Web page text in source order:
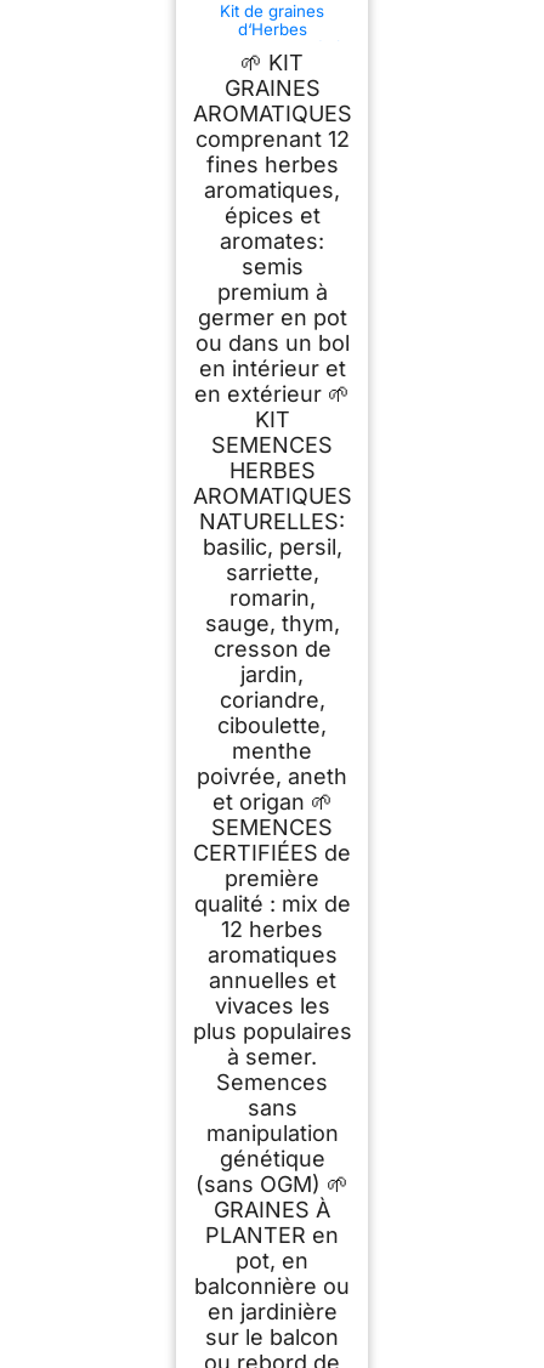
Kit de graines
d‘Herbes
aromatiques prêt à
Pousser OwnGrown,
12 épices et
aromates à Planter
en Un kit Pratique,
Naturelles pour
Culture intérieure et
extérieure
🌱 KIT
GRAINES
AROMATIQUES
comprenant 12
fines herbes
aromatiques,
épices et
aromates:
semis
premium à
germer en pot
ou dans un bol
en intérieur et
en extérieur 🌱
KIT
SEMENCES
HERBES
AROMATIQUES
NATURELLES:
basilic, persil,
sarriette,
romarin,
sauge, thym,
cresson de
jardin,
coriandre,
ciboulette,
menthe
poivrée, aneth
et origan 🌱
SEMENCES
CERTIFIÉES de
première
qualité : mix de
12 herbes
aromatiques
annuelles et
vivaces les
plus populaires
à semer.
Semences
sans
manipulation
génétique
(sans OGM) 🌱
GRAINES À
PLANTER en
pot, en
balconnière ou
en jardinière
sur le balcon
ou rebord de